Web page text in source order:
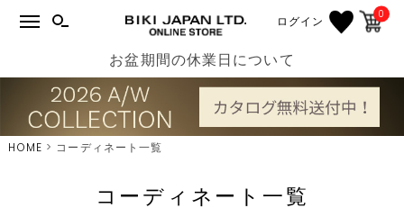
ログイン 0
お盆期間の休業日について
HOME コーディネート一覧
コーディネート一覧